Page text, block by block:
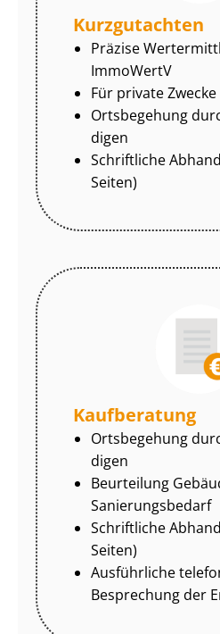
Kurzgutachten
Präzise
ImmoWertV
Für private Zwecke
Ortsbegehung
di­gen
Schriftliche
Seiten)
Kaufberatung
Ortsbegehung
di­gen
Beurteilung
Sa­nie­rungs­be­darf
Schriftliche
Seiten)
Ausführliche
Besprechung der